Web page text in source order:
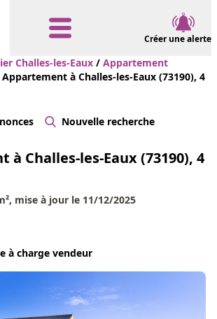
Créer une alerte
Challes-les-Eaux / Appartement
à Challes-les-Eaux (73190), 4
Nouvelle recherche
Challes-les-Eaux (73190), 4
mise à jour le 11/12/2025
à charge vendeur